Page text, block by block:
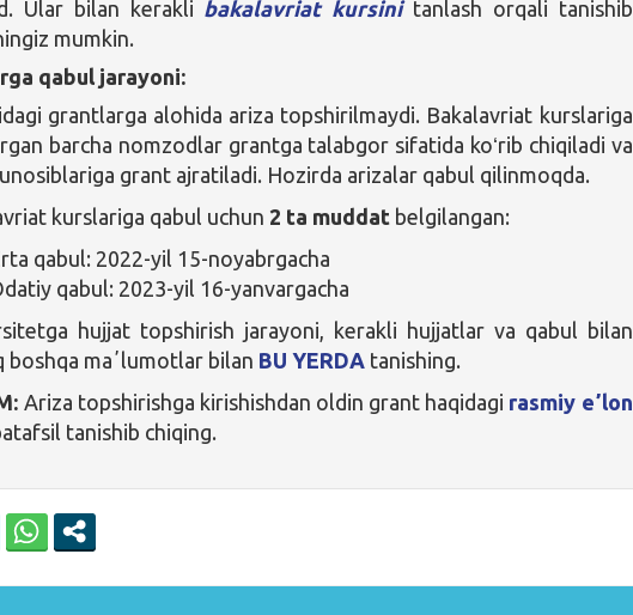
Ular bilan kerakli bakalavriat kursinitanlash orqali tanishib
mumkin.
qabul jarayoni:
grantlarga alohida ariza topshirilmaydi. Bakalavriat kurslariga
barcha nomzodlar grantga talabgor sifatida koʻrib chiqiladi va
grant ajratiladi. Hozirda arizalar qabul qilinmoqda.
kurslariga qabul uchun 2 ta muddat belgilangan:
qabul: 2022-yil 15-noyabrgacha
qabul: 2023-yil 16-yanvargacha
hujjat topshirish jarayoni, kerakli hujjatlar va qabul bilan
boshqa maʼlumotlar bilan BU YERDA tanishing.
Ariza topshirishga kirishishdan oldin grant haqidagi rasmiy eʼlon
tanishib chiqing.